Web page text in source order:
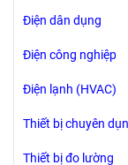
Điện dân dụng
Điện công nghiệp
Điện lạnh (HVAC)
Thiết bị chuyên
Thiết bị đo lường